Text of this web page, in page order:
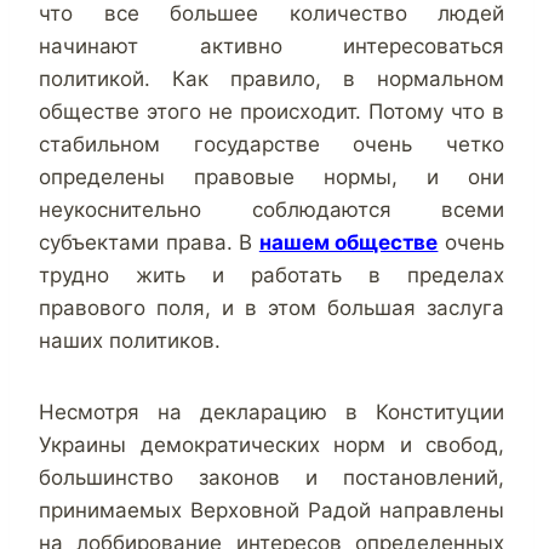
что все большее количество людей
начинают активно интересоваться
политикой. Как правило, в нормальном
обществе этого не происходит. Потому что в
стабильном государстве очень четко
определены правовые нормы, и они
неукоснительно соблюдаются всеми
субъектами права. В нашем обществе очень
трудно жить и работать в пределах
правового поля, и в этом большая заслуга
наших политиков.
Несмотря на декларацию в Конституции
Украины демократических норм и свобод,
большинство законов и постановлений,
принимаемых Верховной Радой направлены
на лоббирование интересов определенных